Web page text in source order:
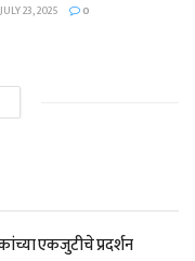
23, 2025 0
एकजुटीचे प्रदर्शन